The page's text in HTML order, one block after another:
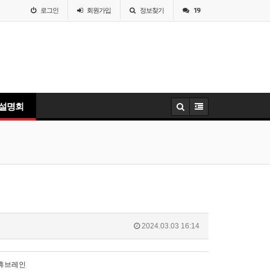
로그인 회원가입 정보찾기 19
명회
2024.03.03 16:14
브레인